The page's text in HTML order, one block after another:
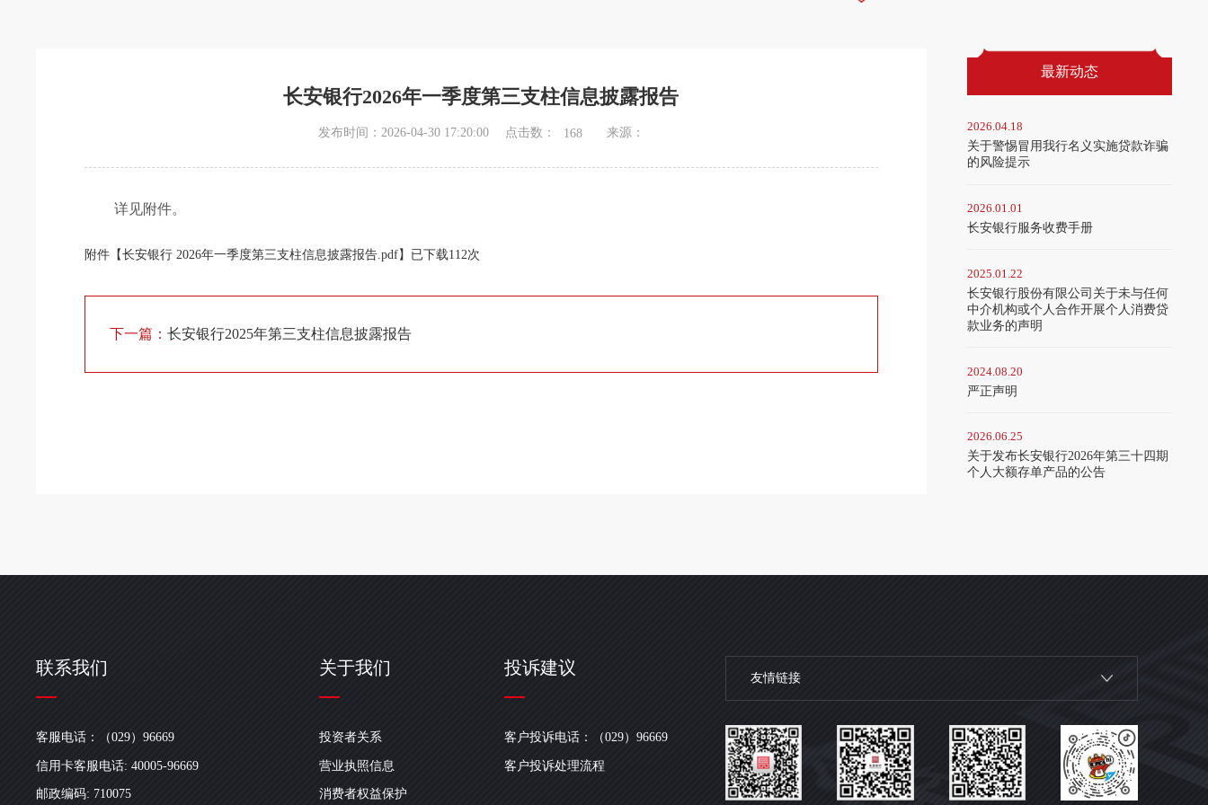
长安银行2026年一季度第三支柱信息披露报告
发布时间：2026-04-30 17:20:00 点击数： 168 来源：
详见附件。
附件【长安银行 2026年一季度第三支柱信息披露报告.pdf】已下载112次
下一篇：长安银行2025年第三支柱信息披露报告
最新动态
2026.04.18
关于警惕冒用我行名义实施贷款诈骗
的风险提示
2026.01.01
长安银行服务收费手册
2025.01.22
长安银行股份有限公司关于未与任何
中介机构或个人合作开展个人消费贷
款业务的声明
2024.08.20
严正声明
2026.06.25
关于发布长安银行2026年第三十四期
个人大额存单产品的公告
联系我们
客服电话：（029）96669
信用卡客服电话: 40005-96669
邮政编码: 710075
关于我们
投资者关系
营业执照信息
消费者权益保护
投诉建议
客户投诉电话：（029）96669
客户投诉处理流程
友情链接